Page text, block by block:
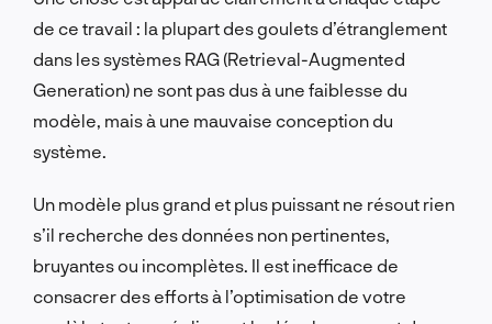
de ce travail : la plupart des goulets d’étranglement
dans les systèmes RAG (Retrieval-Augmented
Generation) ne sont pas dus à une faiblesse du
modèle, mais à une mauvaise conception du
système.
Un modèle plus grand et plus puissant ne résout rien
s’il recherche des données non pertinentes,
bruyantes ou incomplètes. Il est inefficace de
consacrer des efforts à l’optimisation de votre